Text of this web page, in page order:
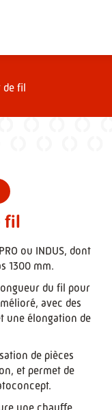
de fil
fil
ou INDUS, dont
1300 mm.
du fil pour
avec des
une élongation de
de pièces
et permet de